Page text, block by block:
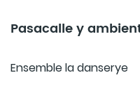
Pasacalle y
Ensemble la danserye